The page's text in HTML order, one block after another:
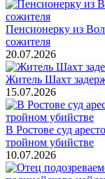
Пенсионерку из
сожителя
20.07.2026
Житель Шахт
15.07.2026
В Ростове суд
тройном убийстве
10.07.2026